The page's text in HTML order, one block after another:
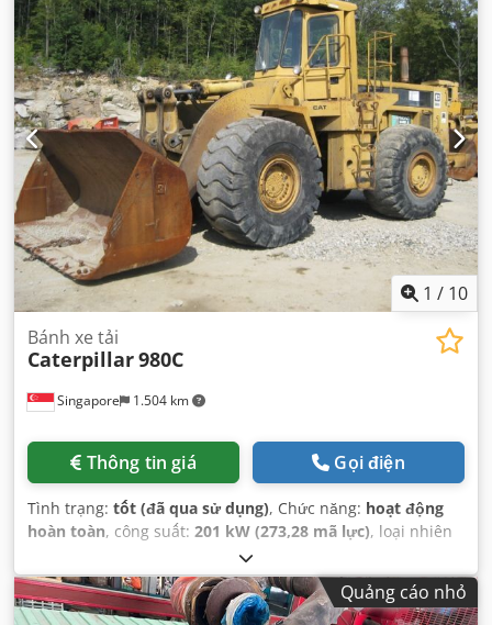
1 / 10
Singapore 1.504 km
Bánh xe tải
Caterpillar980C
Thông tin giá Gọi điện
Tình trạng: tốt (đã qua sử dụng), Chức năng: hoạt động
hoàn toàn, công suất: 201 kW (273,28 mã lực), loại nhiên
, trọng lượng tổng cộng:
kg, số máy/phương tiện:63X1784, Thiết bị:cabin, thuỷ lực,
Quảng cáo nhỏ